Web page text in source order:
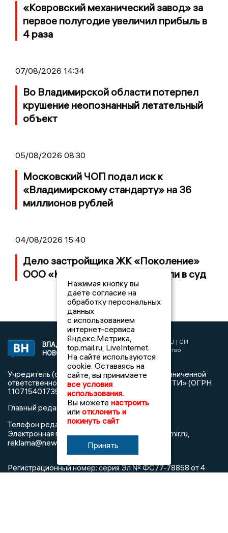
«Ковровский механический завод» за
первое полугодие увеличил прибыль в
4 раза
07/08/2026 14:34
Во Владимирской области потерпел
крушение неопознанный летательный
объект
05/08/2026 08:30
Московский ЧОП подал иск к
«Владимирскому стандарту» на 36
миллионов рублей
04/08/2026 15:40
Дело застройщика ЖК «Поколение»
ООО «Капитал Строй» передали в суд
ВЛАДИМИРСКИЕ
НОВОСТИ
2017 © NEWSVLADIMIR.RU | СИ
«Информационное агентство
Владимирские новости»
Учредитель (соучредители): Общество с ограниченной
ответственностью «РЕГИОНАЛЬНЫЕ НОВОСТИ» (ОГРН
1107154017354)
Главный редактор: Мазов С. А.
Телефон редакции:8 (4922) 666916
Электронная почта редакции:info@newsvladimir.ru
reklama@newsvladimir.ru
Регистрационный номер: серия Эл № ФС77-78858 от 4
Нажимая кнопку вы
даете согласие на
обработку персональных
данных
с использованием
интернет-сервиса
Яндекс.Метрика,
top.mail.ru, LiveInternet.
На сайте используются
cookie. Оставаясь на
сайте, вы принимаете
все условия
использования.
Вы можете настроить
или отклонить и
покинуть сайт
Принять